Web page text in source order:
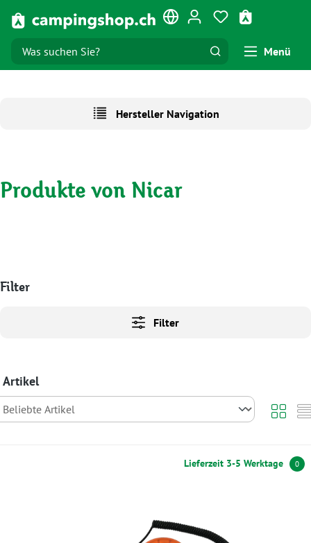
Zum Hauptinhalt springen Du hast 0
Menü
Hersteller Navigation
Produkte von Nicar
Filter
Filter
Artikel
Lieferzeit 3-5 Werktage 0